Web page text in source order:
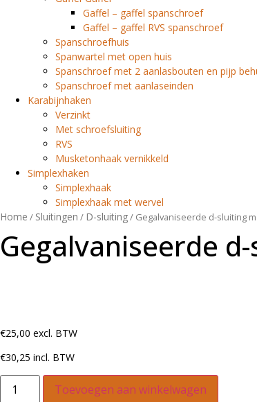
Gaffel – gaffel spanschroef
Gaffel – gaffel RVS spanschroef
Spanschroefhuis
Spanwartel met open huis
Spanschroef met 2 aanlasbouten en pijp
Spanschroef met aanlaseinden
Karabijnhaken
Verzinkt
Met schroefsluiting
RVS
Musketonhaak vernikkeld
Simplexhaken
Simplexhaak
Simplexhaak met wervel
Home / Sluitingen / D-sluiting/ Gegalvaniseerde d-sluiting
Gegalvaniseerde
€25,00 excl. BTW
€30,25 incl. BTW
Toevoegen aan winkelwagen